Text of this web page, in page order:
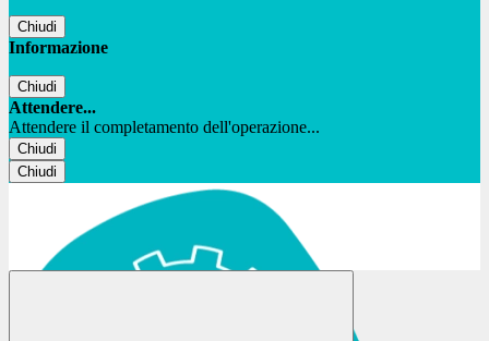
Chiudi
Informazione
Chiudi
Attendere...
Attendere il completamento dell'operazione...
Chiudi
Chiudi